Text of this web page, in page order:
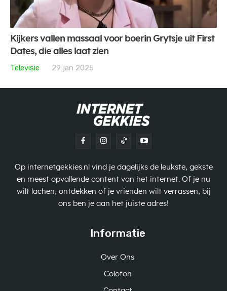
Kijkers vallen massaal voor boerin Grytsje uit First
Dates, die alles laat zien
Televisie
29 jan 2025
Op internetgekkies.nl vind je dagelijks de leukste, gekste
en meest opvallende content van het internet. Of je nu
wilt lachen, ontdekken of je vrienden wilt verrassen, bij
ons ben je aan het juiste adres!
Informatie
Over Ons
Colofon